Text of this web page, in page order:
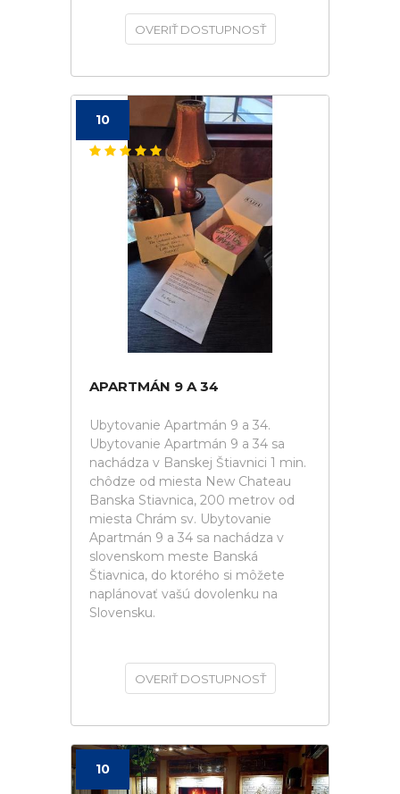
OVERIŤ DOSTUPNOSŤ
10
APARTMÁN 9 A 34
Ubytovanie Apartmán 9 a 34.
Ubytovanie Apartmán 9 a 34 sa
nachádza v Banskej Štiavnici 1 min.
chôdze od miesta New Chateau
Banska Stiavnica, 200 metrov od
miesta Chrám sv. Ubytovanie
Apartmán 9 a 34 sa nachádza v
slovenskom meste Banská
Štiavnica, do ktorého si môžete
naplánovať vašú dovolenku na
Slovensku.
OVERIŤ DOSTUPNOSŤ
10